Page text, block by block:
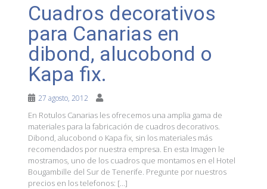
Cuadros decorativos
para Canarias en
dibond, alucobond o
Kapa fix.
27 agosto, 2012
En Rotulos Canarias les ofrecemos una amplia gama de
materiales para la fabricación de cuadros decorativos.
Dibond, alucobond o Kapa fix, sin los materiales más
recomendados por nuestra empresa. En esta Imagen le
mostramos, uno de los cuadros que montamos en el Hotel
Bougambille del Sur de Tenerife. Pregunte por nuestros
precios en los telefonos: […]